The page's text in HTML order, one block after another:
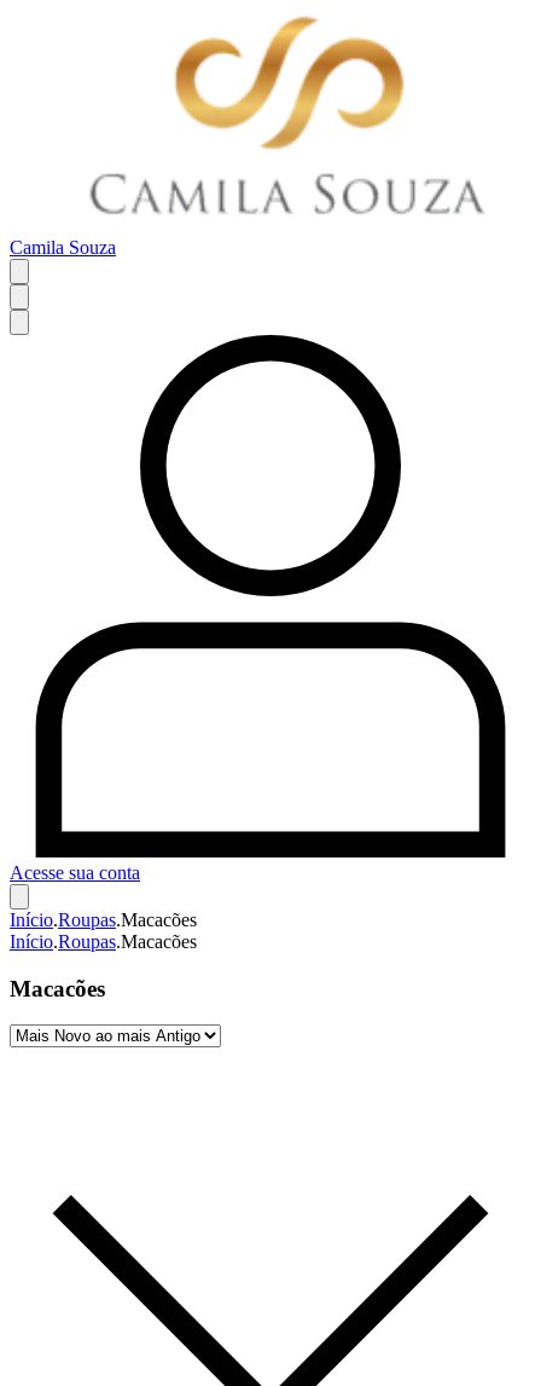
Camila Souza
Acesse sua conta
Início.Roupas.Macacões
Início.Roupas.Macacões
Macacões